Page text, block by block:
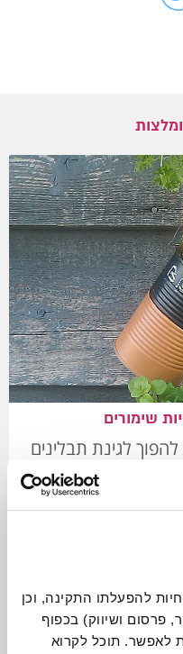
שימורים
להפוך לגינת תבלינים